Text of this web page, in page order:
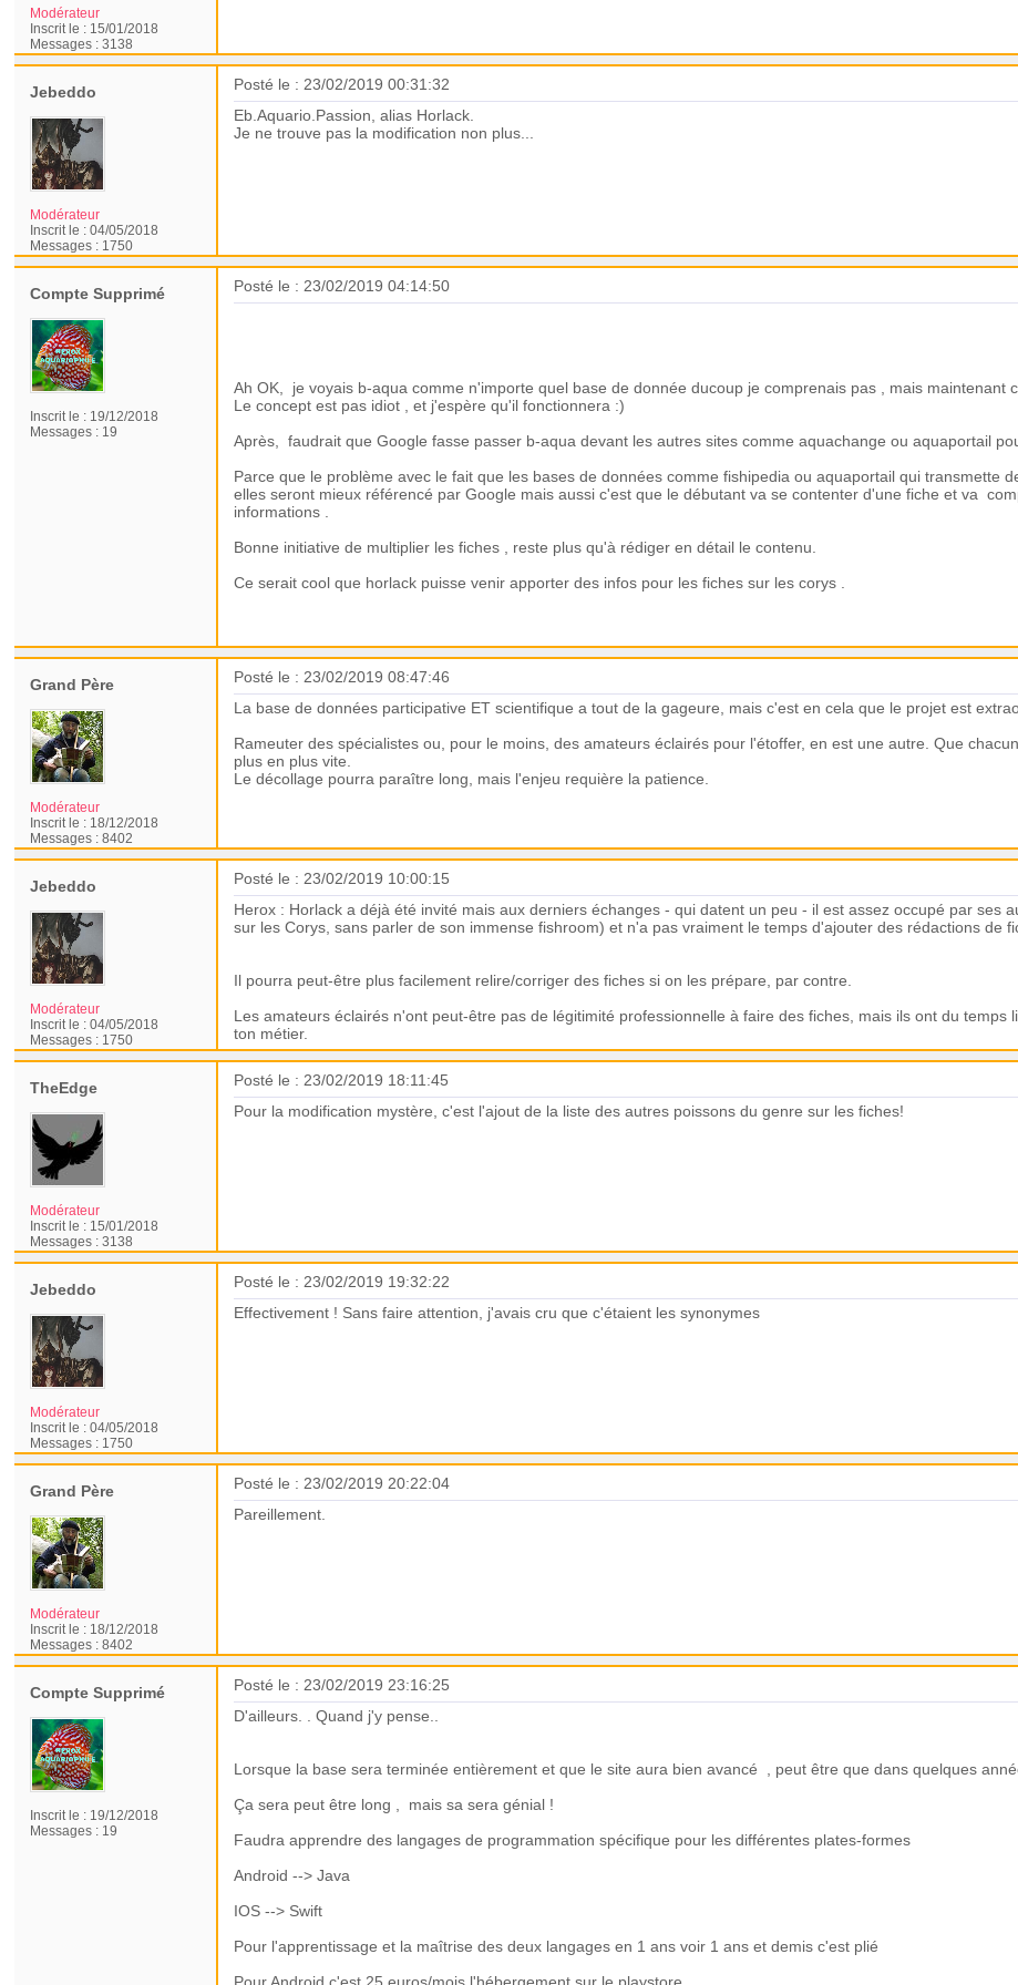
Modérateur
Inscrit le : 15/01/2018
Messages :3138
Jebeddo
Modérateur
Inscrit le :04/05/2018
Messages : 1750
Posté le : 23/02/2019 00:31:32
Eb.Aquario.Passion, alias Horlack.
Je ne trouve pas la modification non plus...
Compte Supprimé
Inscrit le : 19/12/2018
Messages : 19
Posté le : 23/02/2019 04:14:50
Ah OK, je voyais b-aqua comme n'importe quel base de donnée ducoup je comprenais pas , mais maintenant
Le concept est pas idiot , et j'espère qu'il fonctionnera :)
Après, faudrait que Google fasse passer b-aqua devant les autres sites comme aquachange ou aquaportail
Parce que le problème avec le fait que les bases de données comme fishipedia ou aquaportail qui transmette
elles seront mieux référencé par Google mais aussi c'est que le débutant va se contenter d'une fiche et va
informations .
Bonne initiative de multiplier les fiches , reste plus qu'à rédiger en détail le contenu.
Ce serait cool que horlack puisse venir apporter des infos pour les fiches sur les corys .
Grand Père
Modérateur
Inscrit le : 18/12/2018
Messages :8402
Posté le : 23/02/2019 08:47:46
La base de données participative ET scientifique a tout de la gageure, mais c'est en cela que le projet est
Rameuter des spécialistes ou, pour le moins, des amateurs éclairés pour l'étoffer, en est une autre. Que
plus en plus vite.
Le décollage pourra paraître long, mais l'enjeu requière la patience.
Jebeddo
Modérateur
Inscrit le :04/05/2018
Messages : 1750
Posté le : 23/02/2019 10:00:15
Herox : Horlack a déjà été invité mais aux derniers échanges - qui datent un peu - il est assez occupé par ses
sur les Corys, sans parler de son immense fishroom) et n'a pas vraiment le temps d'ajouter des rédactions de
Il pourra peut-être plus facilement relire/corriger des fiches si on les prépare, par contre.
Les amateurs éclairés n'ont peut-être pas de légitimité professionnelle à faire des fiches, mais ils ont du
ton métier.
TheEdge
Modérateur
Inscrit le : 15/01/2018
Messages :3138
Posté le : 23/02/2019 18:11:45
Pour la modification mystère, c'est l'ajout de la liste des autres poissons du genre sur les fiches!
Jebeddo
Modérateur
Inscrit le :04/05/2018
Messages : 1750
Posté le : 23/02/2019 19:32:22
Effectivement ! Sans faire attention, j'avais cru que c'étaient les synonymes
Grand Père
Modérateur
Inscrit le : 18/12/2018
Messages :8402
Posté le : 23/02/2019 20:22:04
Pareillement.
Compte Supprimé
Inscrit le : 19/12/2018
Messages : 19
Posté le : 23/02/2019 23:16:25
D'ailleurs. . Quand j'y pense..
Lorsque la base sera terminée entièrement et que le site aura bien avancé , peut être que dans quelques
Ça sera peut être long , mais sa sera génial !
Faudra apprendre des langages de programmation spécifique pour les différentes plates-formes
Android --> Java
IOS --> Swift
Pour l'apprentissage et la maîtrise des deux langages en 1 ans voir 1 ans et demis c'est plié